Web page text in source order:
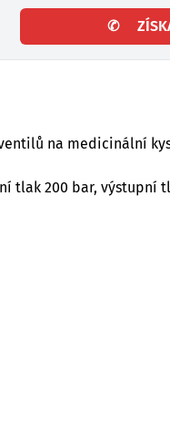
✆
na medicinální
tlak 200 bar, výstupní